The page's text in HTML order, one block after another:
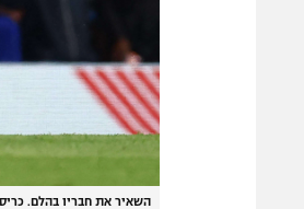
השאיר את חבריו בהלם.